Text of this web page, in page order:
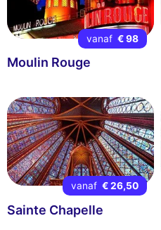
vanaf € 98
Moulin Rouge
vanaf € 26,50
Sainte Chapelle